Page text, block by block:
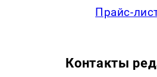
Прайс-
Контакты